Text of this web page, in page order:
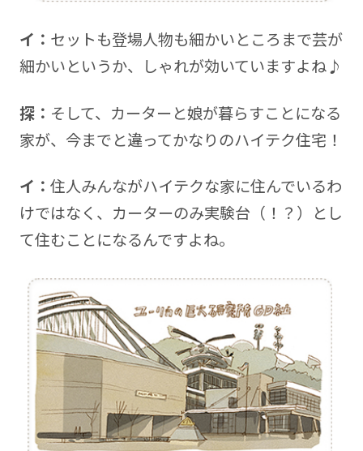
イ： セットも登場人物も細かいところまで芸が
細かいというか、しゃれが効いていますよね♪
探： そして、カーターと娘が暮らすことになる
家が、今までと違ってかなりのハイテク住宅！
イ： 住人みんながハイテクな家に住んでいるわ
けではなく、カーターのみ実験台（！？）とし
て住むことになるんですよね。